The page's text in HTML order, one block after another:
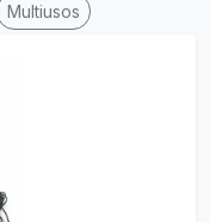
Multiusos